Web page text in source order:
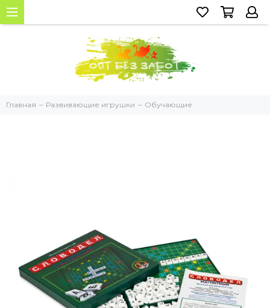
Главная Развивающие игрушки Обучающие